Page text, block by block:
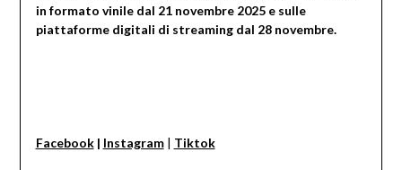
in formato vinile dal 21 novembre 2025 e sulle
piattaforme digitali di streaming dal 28 novembre.
Facebook | Instagram| Tiktok